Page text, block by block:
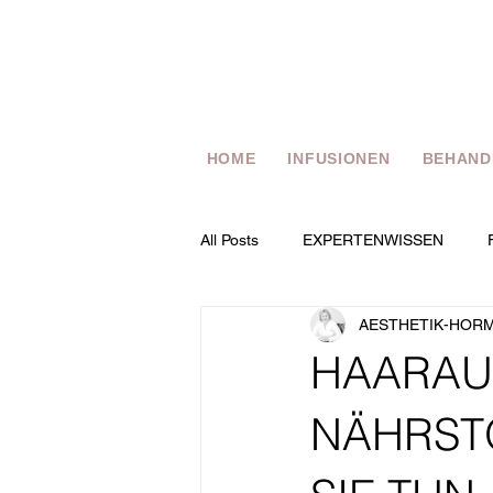
HOME INFUSIONEN
All Posts EXPERTENWISSEN
AESTHETIK-